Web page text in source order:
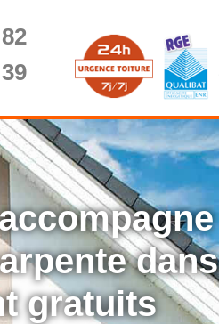
dans
gratuits